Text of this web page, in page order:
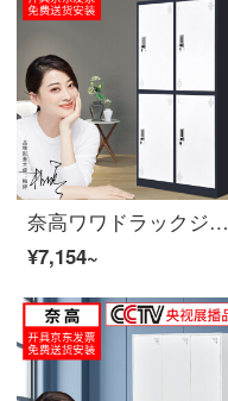
奈高ワワドラックジムの浴室従業員棚を4つ取り外すワルターブルックカバー
¥7,154~